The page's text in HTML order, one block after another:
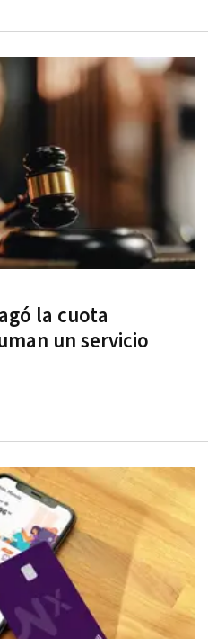
la cuota
un servicio